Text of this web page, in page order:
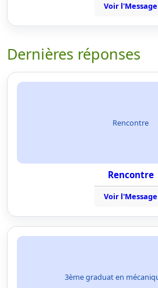
Voir l'Message
Dernières réponses
Rencontre
Rencontre
Voir l'Message
3ème graduat en